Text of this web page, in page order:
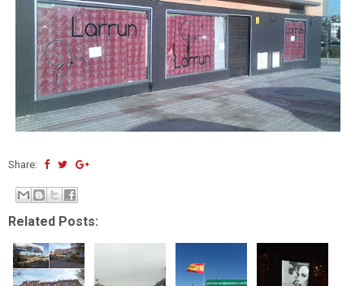
Share:
Related Posts: